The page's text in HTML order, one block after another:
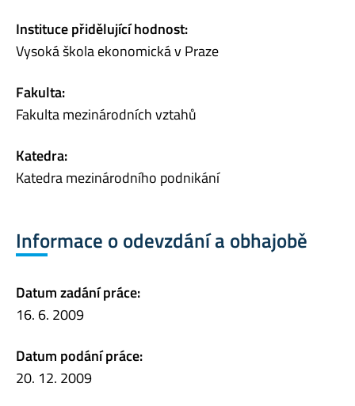
Instituce přidělující hodnost:
Vysoká škola ekonomická v Praze
Fakulta:
Fakulta mezinárodních vztahů
Katedra:
Katedra mezinárodního podnikání
Informace o odevzdání a obhajobě
Datum zadání práce:
16. 6. 2009
Datum podání práce:
20. 12. 2009